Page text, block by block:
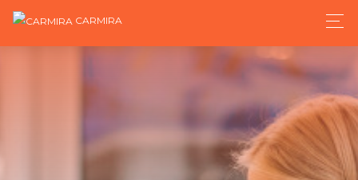
CARMIRA